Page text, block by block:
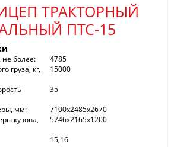
ТРАКТОРНЫЙ
ПТС-15
не более:
4785
груза, кг,
15000
35
мм:
7100x2485x2670
кузова,
5746x2165x1200
15,16